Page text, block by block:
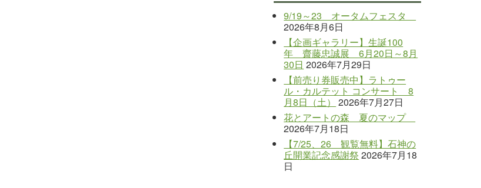
9/19～23 オータムフェスタ
2026年8月6日
【企画ギャラリー】生誕100
年 齋藤忠誠展 6月20日～8月
30日 2026年7月29日
【前売り券販売中】ラトゥー
ル・カルテット コンサート 8
月8日（土）
2026年7月27日
花とアートの森 夏のマップ
2026年7月18日
【7/25、26 観覧無料】石神の
丘開業記念感謝祭 2026年7月18
日